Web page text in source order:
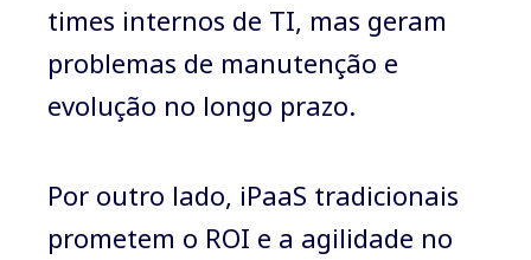
times internos de TI, mas geram
problemas de manutenção e
evolução no longo prazo.
Por outro lado, iPaaS tradicionais
prometem o ROI e a agilidade no